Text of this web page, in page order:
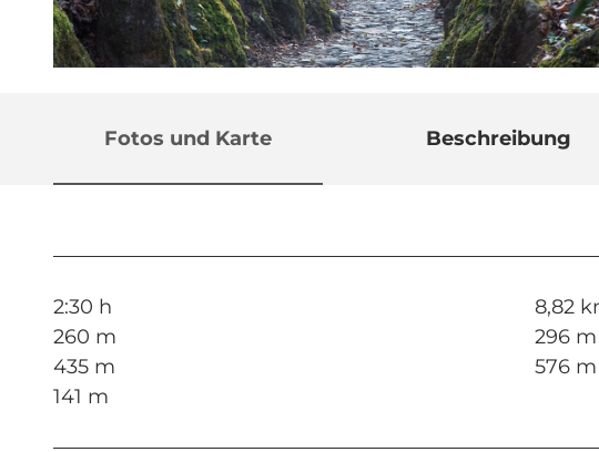
Fotos und Karte Beschreibung
2:30 h
8,82
260 m
296 m
435 m
576 m
141 m